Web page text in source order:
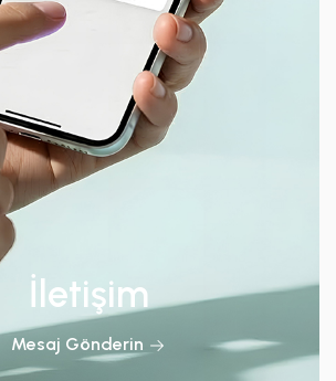
İletişim
Mesaj Gönderin